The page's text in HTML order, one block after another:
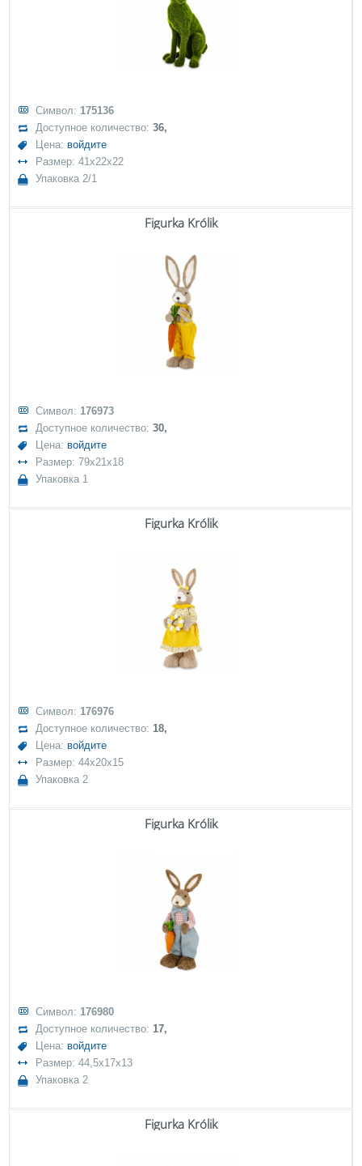
Символ: 175136
Доступное количество:36,
Цена: войдите
Размер: 41x22x22
Упаковка 2/1
Figurka Królik
Символ: 176973
Доступное количество:30,
Цена: войдите
Размер: 79x21x18
Упаковка 1
Figurka Królik
Символ: 176976
Доступное количество:18,
Цена: войдите
Размер: 44x20x15
Упаковка 2
Figurka Królik
Символ: 176980
Доступное количество:17,
Цена: войдите
Размер: 44,5x17x13
Упаковка 2
Figurka Królik